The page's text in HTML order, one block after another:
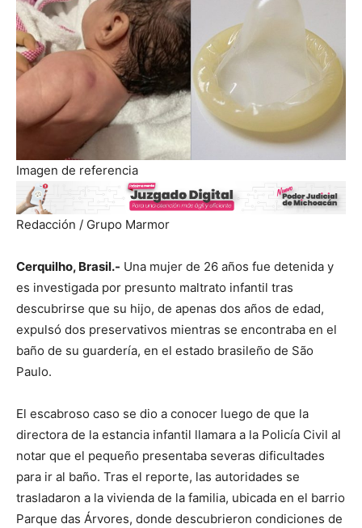
Imagen de referencia
Redacción / Grupo Marmor
Cerquilho, Brasil.- Una mujer de 26 años fue detenida y
es investigada por presunto maltrato infantil tras
descubrirse que su hijo, de apenas dos años de edad,
expulsó dos preservativos mientras se encontraba en el
baño de su guardería, en el estado brasileño de São
Paulo.
El escabroso caso se dio a conocer luego de que la
directora de la estancia infantil llamara a la Policía Civil al
notar que el pequeño presentaba severas dificultades
para ir al baño. Tras el reporte, las autoridades se
trasladaron a la vivienda de la familia, ubicada en el barrio
Parque das Árvores, donde descubrieron condiciones de